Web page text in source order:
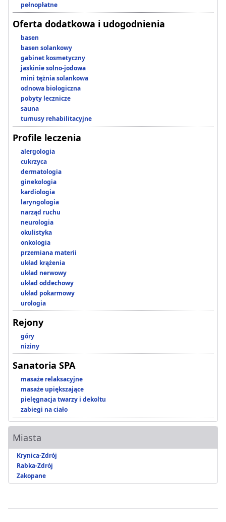
pełnopłatne
Oferta dodatkowa i udogodnienia
basen
basen solankowy
gabinet kosmetyczny
jaskinie solno-jodowa
mini tężnia solankowa
odnowa biologiczna
pobyty lecznicze
sauna
turnusy rehabilitacyjne
Profile leczenia
alergologia
cukrzyca
dermatologia
ginekologia
kardiologia
laryngologia
narząd ruchu
neurologia
okulistyka
onkologia
przemiana materii
układ krążenia
układ nerwowy
układ oddechowy
układ pokarmowy
urologia
Rejony
góry
niziny
Sanatoria SPA
masaże relaksacyjne
masaże upiększające
pielęgnacja twarzy i dekoltu
zabiegi na ciało
Miasta
Krynica-Zdrój
Rabka-Zdrój
Zakopane